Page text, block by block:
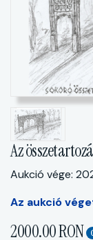
Az
Aukció vége:
Az aukció
2000.00 RON